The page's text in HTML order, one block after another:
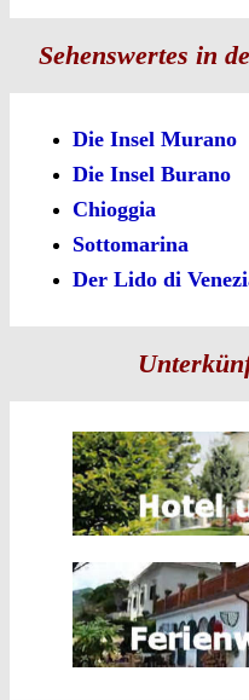
Sehenswertes in
Die Insel Murano
Die Insel Burano
Chioggia
Sottomarina
Der Lido di